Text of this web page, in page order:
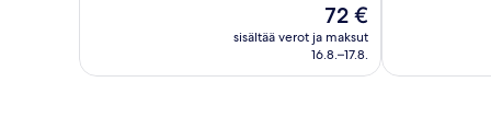
Hinta
on
72 €
72 €
sisältää verot ja maksut
16.8.–17.8.